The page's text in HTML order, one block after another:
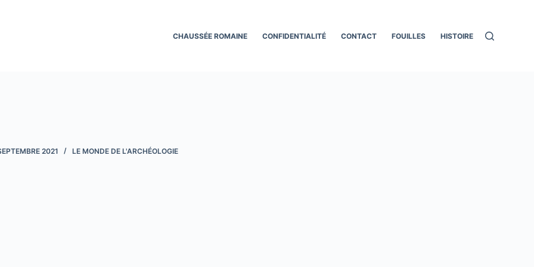
CHAUSSÉE ROMAINE CONFIDENTIALITÉ CONTACT FOUILLES HISTOIRE
2021 LE MONDE DE L'ARCHÉOLOGIE